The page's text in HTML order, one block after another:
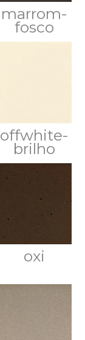
marrom-
fosco
offwhite-
brilho
oxi